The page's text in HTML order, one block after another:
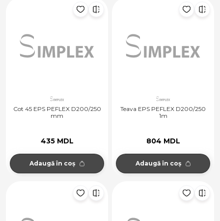
Cot 45 EPS PEFLEX D200/250
mm
435 MDL
Adaugă în coș
Teava EPS PEFLEX D200/250
1m
804 MDL
Adaugă în coș